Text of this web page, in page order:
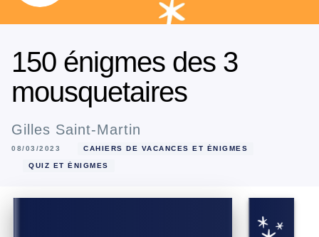
150 énigmes des 3
mousquetaires
Gilles Saint-Martin
08/03/2023 CAHIERS DE VACANCES ET ÉNIGMES
QUIZ ET ÉNIGMES